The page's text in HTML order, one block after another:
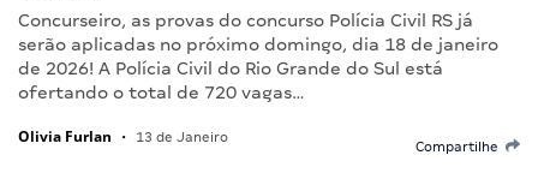
Concurseiro, as provas do concurso Polícia Civil RS já
serão aplicadas no próximo domingo, dia 18 de janeiro
de 2026! A Polícia Civil do Rio Grande do Sul está
ofertando o total de 720 vagas…
Olivia Furlan • 13 de Janeiro
Compartilhe